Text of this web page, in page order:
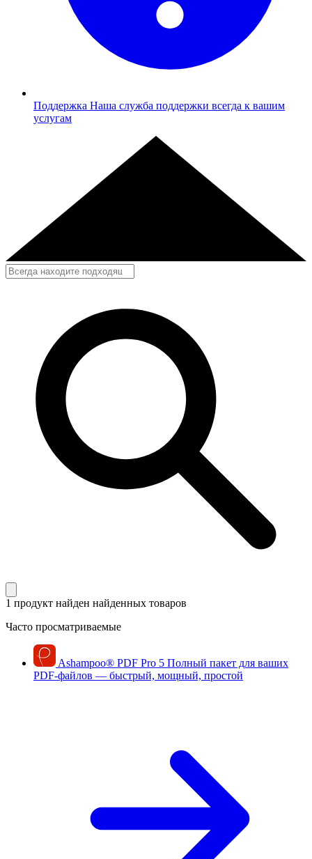
Поддержка Наша служба поддержки всегда к вашим
услугам
1 продукт найден найденных товаров
Часто просматриваемые
Ashampoo® PDF Pro 5 Полный пакет для ваших
PDF-файлов — быстрый, мощный, простой